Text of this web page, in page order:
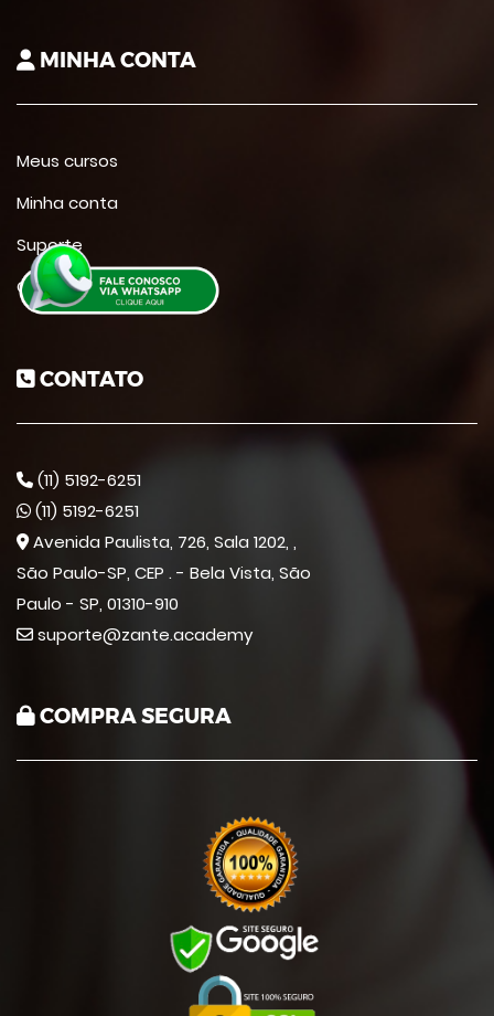
MINHA CONTA
Meus cursos
Minha conta
Suporte
Contato
CONTATO
(11) 5192-6251
(11) 5192-6251
Avenida Paulista, 726, Sala 1202, ,
São Paulo-SP, CEP . - Bela Vista, São
Paulo - SP, 01310-910
suporte@zante.academy
COMPRA SEGURA